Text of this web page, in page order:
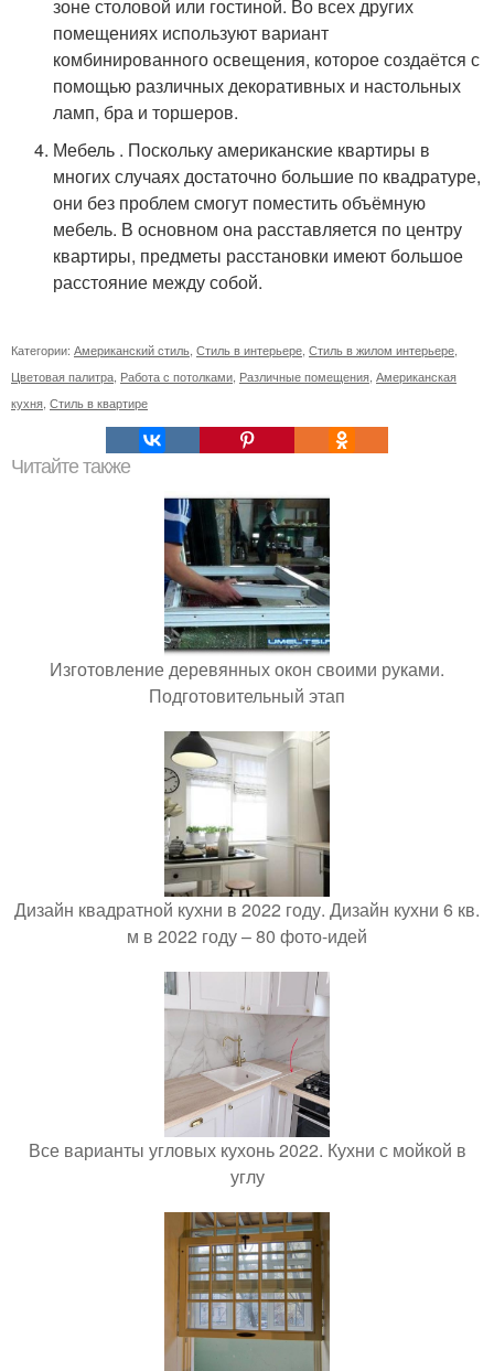
зоне столовой или гостиной. Во всех других
помещениях используют вариант
комбинированного освещения, которое создаётся с
помощью различных декоративных и настольных
ламп, бра и торшеров.
Мебель . Поскольку американские квартиры в
многих случаях достаточно большие по квадратуре,
они без проблем смогут поместить объёмную
мебель. В основном она расставляется по центру
квартиры, предметы расстановки имеют большое
расстояние между собой.
Категории: Американский стиль Стиль в интерьере Стиль в жилом интерьере
Цветовая палитра Работа с потолками Различные помещения Американская
кухня Стиль в квартире
Читайте также
Изготовление деревянных окон своими руками.
Подготовительный этап
Дизайн квадратной кухни в 2022 году. Дизайн кухни 6 кв.
м в 2022 году – 80 фото-идей
Все варианты угловых кухонь 2022. Кухни с мойкой в
углу